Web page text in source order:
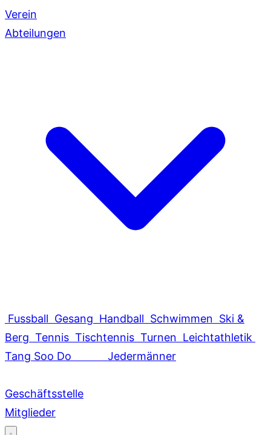
Verein
Abteilungen
Fussball Gesang Handball Schwimmen Ski &
Berg Tennis Tischtennis Turnen Leichtathletik
Tang Soo Do
Jedermänner
Geschäftsstelle
Mitglieder